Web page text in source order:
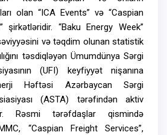
olan “ICA Events” və “Caspian
şirkətləridir. “Baku Energy Week”
və təqdim olunan statistik
təsdiqləyən Ümumdünya Sərgi
(UFI) keyfiyyət nişanına
Həftəsi Azərbaycan Sərgi
(ASTA) tərəfindən aktiv
Rəsmi tərəfdaşlar qismində
“Caspian Freight Services”,